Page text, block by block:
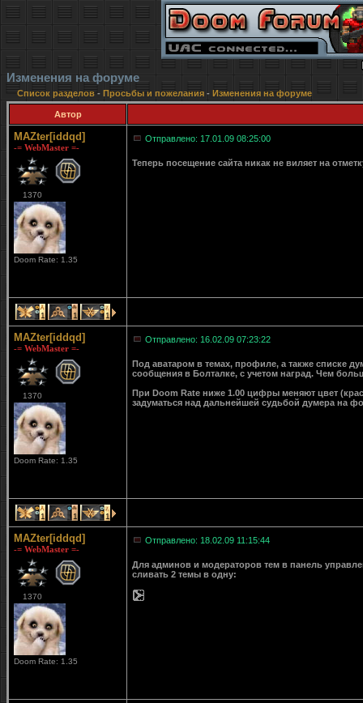
Изменения на форуме
Список разделов- Просьбы и пожелания - Изменения на форуме
Автор
MAZter[iddqd]
-= WebMaster =-
1370
Doom Rate: 1.35
Отправлено: 17.01.09 08:25:00
Теперь посещение сайта никак не виляет на
1 1 1
MAZter[iddqd]
-= WebMaster =-
1370
Doom Rate: 1.35
Отправлено: 16.02.09 07:23:22
Под аватаром в темах, профиле, а также списке
сообщения в Болталке, с учетом наград. Чем
При Doom Rate ниже 1.00 цифры меняют цвет
задуматься над дальнейшей судьбой думера на
1 1 1
MAZter[iddqd]
-= WebMaster =-
1370
Doom Rate: 1.35
Отправлено: 18.02.09 11:15:44
Для админов и модераторов тем в панель
сливать 2 темы в одну: